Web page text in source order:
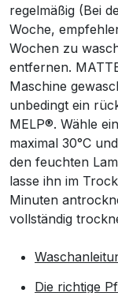
regelmäßig (Bei
Woche,
Wochen zu
entfernen.
Maschine
unbedingt ein
MELP®. Wähle
maximal 30°C
den feuchten
lasse ihn im
Minuten
vollständig
Die richtige